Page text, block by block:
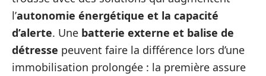
l’autonomie énergétique et la capacité
d’alerte. Une batterie externe et balise de
détresse peuvent faire la différence lors d’une
immobilisation prolongée : la première assure